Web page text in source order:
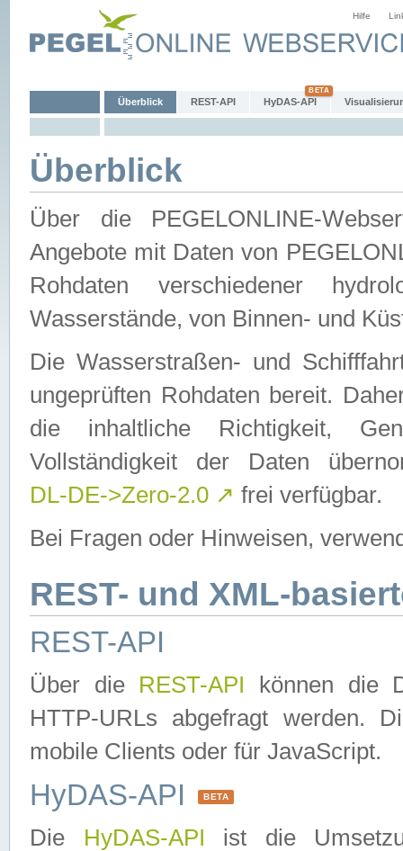
Hilfe
Überblick REST-API HyDAS-API
Überblick
Über die PEGELONLINE-
Angebote mit Daten von
Rohdaten verschiedener
Wasserstände, von Binnen- und
Die Wasserstraßen- und
ungeprüften Rohdaten bereit.
die inhaltliche Richtigkeit,
Vollständigkeit der Daten
DL-DE->Zero-2.0 ↗ frei verfügbar.
Bei Fragen oder Hinweisen,
REST- und XML-
REST-API
Über die REST-API können die
HTTP-URLs abgefragt werden.
mobile Clients oder für JavaScript.
HyDAS-API BETA
Die HyDAS-API ist die